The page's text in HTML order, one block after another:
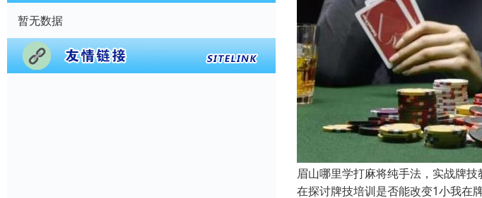
暂无数据
眉山哪里学打麻将纯手法，实战牌技
在探讨牌技培训是否能改变1小我在